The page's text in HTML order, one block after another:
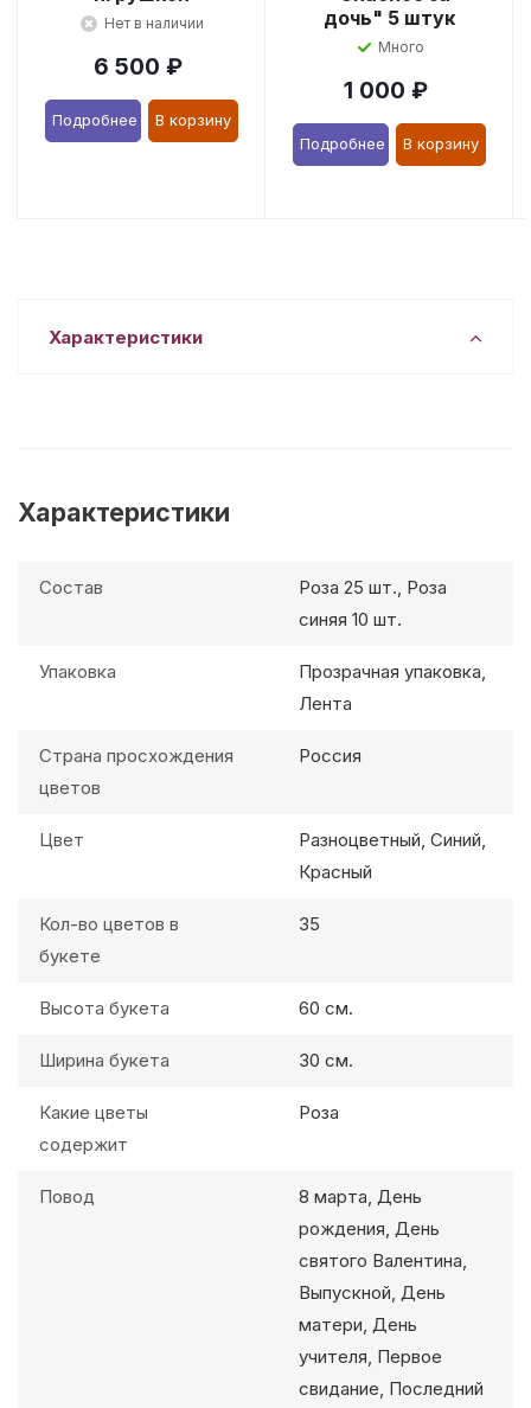
Нет в наличии
6 500 ₽
Подробнее В корзину
дочь" 5 штук
Много
1 000 ₽
Подробнее В корзину
Характеристики
Характеристики
Состав
Роза 25 шт., Роза
синяя 10 шт.
Упаковка
Прозрачная упаковка,
Лента
Страна просхождения
цветов
Россия
Цвет
Разноцветный, Синий,
Красный
Кол-во цветов в
букете
35
Высота букета 60 см.
Ширина букета 30 см.
Какие цветы
содержит
Роза
Повод
8 марта, День
рождения, День
святого Валентина,
Выпускной, День
матери, День
учителя, Первое
свидание, Последний